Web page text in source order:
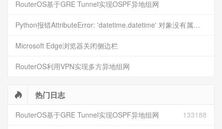
RouterOS基于GRE Tunnel实现OSPF异地组网
Python报错AttributeError: 'datetime.datetime' 对象没有属性 'timestamp'
Microsoft Edge浏览器关闭侧边栏
RouterOS利用VPN实现多方异地组网
热门日志
133188
RouterOS基于GRE Tunnel实现OSPF异地组网